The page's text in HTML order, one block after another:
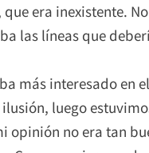
era inexistente.
las líneas que
más interesado en
luego
no era tan